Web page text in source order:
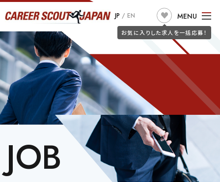
JP / EN
お気に入りした求人を一括応募！
MENU
TOP
JOB SEARCH
CONSULTANTS
JOB SEEKERS
CLIENT
ABOUT US
JOIN CSJ
BLOG
詐欺警告
求人検索
JOB SEARCH
こだわり条件で探す フリーワードで探す
職種
勤務地
JOB